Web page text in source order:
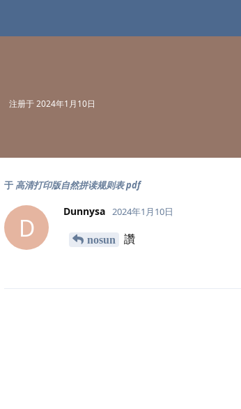
注册于2024年1月10日
于 高清打印版自然拼读规则表 pdf
D
Dunnysa 2024年1月10日
nosun 讚